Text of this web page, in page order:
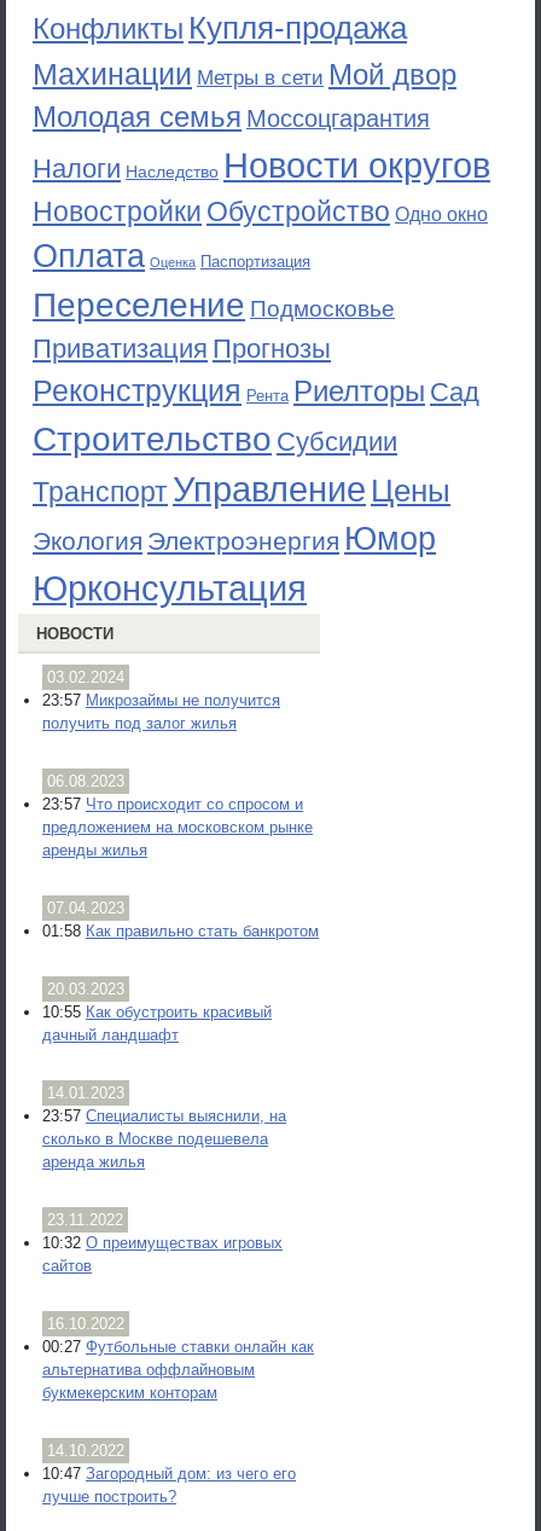
Конфликты Купля-продажа
Махинации Метры в сети Мой двор
Молодая семья Моссоцгарантия
Налоги Наследство Новости округов
Новостройки Обустройство Одно окно
Оплата Оценка Паспортизация
Переселение Подмосковье
Приватизация Прогнозы
Реконструкция Рента Риелторы Сад
Строительство Субсидии
ТранспортУправление Цены
Экология Электроэнергия Юмор
Юрконсультация
НОВОСТИ
03.02.2024
23:57 Микрозаймы не получится
получить под залог жилья
06.08.2023
23:57 Что происходит со спросом и
предложением на московском рынке
аренды жилья
07.04.2023
01:58 Как правильно стать банкротом
20.03.2023
10:55 Как обустроить красивый
дачный ландшафт
14.01.2023
23:57 Специалисты выяснили, на
сколько в Москве подешевела
аренда жилья
23.11.2022
10:32 О преимуществах игровых
сайтов
16.10.2022
00:27 Футбольные ставки онлайн как
альтернатива оффлайновым
букмекерским конторам
14.10.2022
10:47 Загородный дом: из чего его
лучше построить?